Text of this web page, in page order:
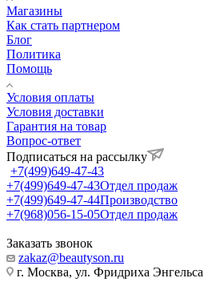
Магазины
Как стать партнером
Блог
Политика
Помощь
Условия оплаты
Условия доставки
Гарантия на товар
Вопрос-ответ
Подписаться на рассылку
+7(499)649-47-43
+7(499)649-47-43Отдел продаж
+7(499)649-47-44Производство
+7(968)056-15-05Отдел продаж
Заказать звонок
zakaz@beautyson.ru
г. Москва, ул. Фридриха Энгельса